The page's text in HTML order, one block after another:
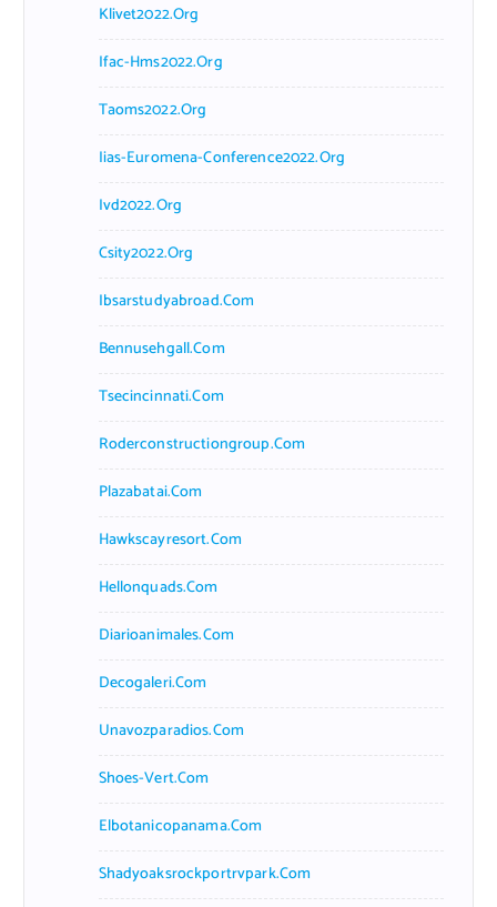
Klivet2022.org
Ifac-Hms2022.org
Taoms2022.org
Iias-Euromena-Conference2022.org
Ivd2022.org
Csity2022.org
Ibsarstudyabroad.com
Bennusehgall.com
Tsecincinnati.com
Roderconstructiongroup.com
Plazabatai.com
Hawkscayresort.com
Hellonquads.com
Diarioanimales.com
Decogaleri.com
Unavozparadios.com
Shoes-Vert.com
Elbotanicopanama.com
Shadyoaksrockportrvpark.com